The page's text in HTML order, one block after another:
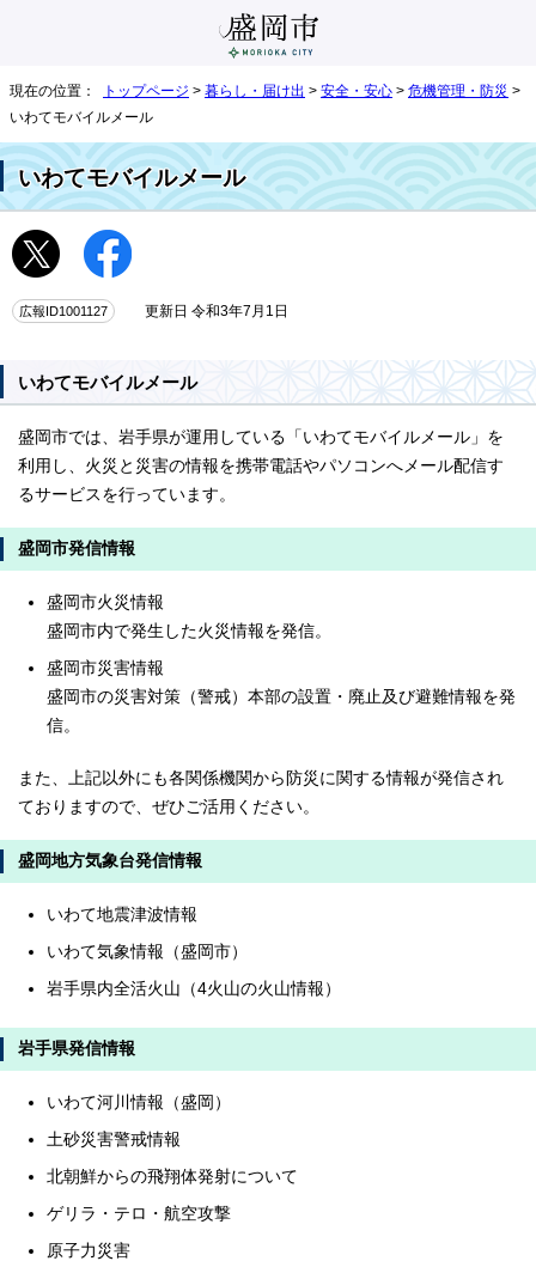
現在の位置： トップページ > 暮らし・届け出 > 安全・安心 > 危機管理・防災 >
いわてモバイルメール
いわてモバイルメール
広報ID1001127 更新日 令和3年7月1日
いわてモバイルメール
盛岡市では、岩手県が運用している「いわてモバイルメール」を
利用し、火災と災害の情報を携帯電話やパソコンへメール配信す
るサービスを行っています。
盛岡市発信情報
盛岡市火災情報
盛岡市内で発生した火災情報を発信。
盛岡市災害情報
盛岡市の災害対策（警戒）本部の設置・廃止及び避難情報を発
信。
また、上記以外にも各関係機関から防災に関する情報が発信され
ておりますので、ぜひご活用ください。
盛岡地方気象台発信情報
いわて地震津波情報
いわて気象情報（盛岡市）
岩手県内全活火山（4火山の火山情報）
岩手県発信情報
いわて河川情報（盛岡）
土砂災害警戒情報
北朝鮮からの飛翔体発射について
ゲリラ・テロ・航空攻撃
原子力災害